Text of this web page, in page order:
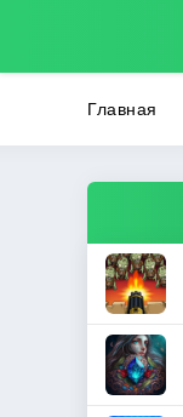
Главная